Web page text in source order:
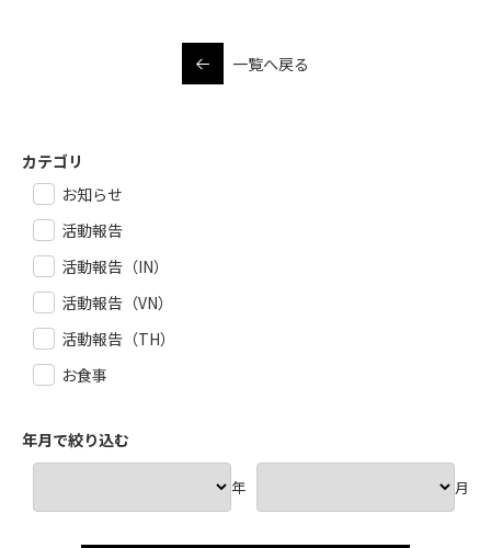
一覧へ戻る
カテゴリ
お知らせ
活動報告
活動報告（IN）
活動報告（VN）
活動報告（TH）
お食事
年月で絞り込む
年 月